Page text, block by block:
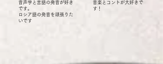
音声学と言語の発音が好き
です。
​ロシア語の発音を頑張りた
いです
音楽とコントが大好きで
す！